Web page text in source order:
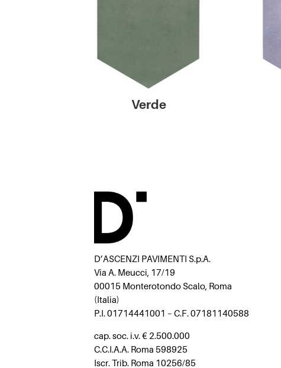
Verde
D’ASCENZI PAVIMENTI S.p.A.
Via A. Meucci, 17/19
00015 Monterotondo Scalo, Roma
(Italia)
P.I. 01714441001 – C.F. 07181140588
cap. soc. i.v. € 2.500.000
C.C.I.A.A. Roma 598925
Iscr. Trib. Roma 10256/85